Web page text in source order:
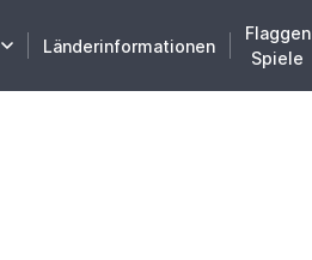
Länderinformationen
Flaggen
Spiele